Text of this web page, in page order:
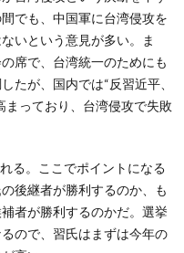
でも、中国軍に台湾侵攻を
いという意見が多い。ま
席で、台湾統一のためにも
たが、国内では“反習近平、
まっており、台湾侵攻で失敗
る。ここでポイントになる
後継者が勝利するのか、も
者が勝利するのかだ。選挙
ので、習氏はまずは今年の